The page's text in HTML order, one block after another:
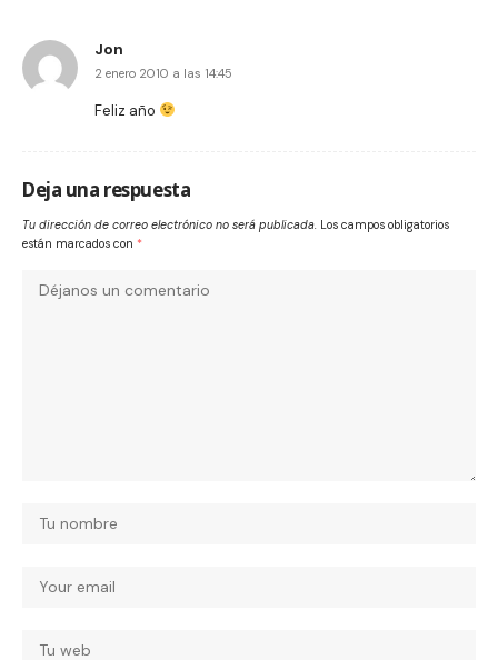
Jon
2 enero 2010 a las 14:45
Feliz año
Deja una respuesta
Tu dirección de correo electrónico no será publicada. Los campos obligatorios
están marcados con *